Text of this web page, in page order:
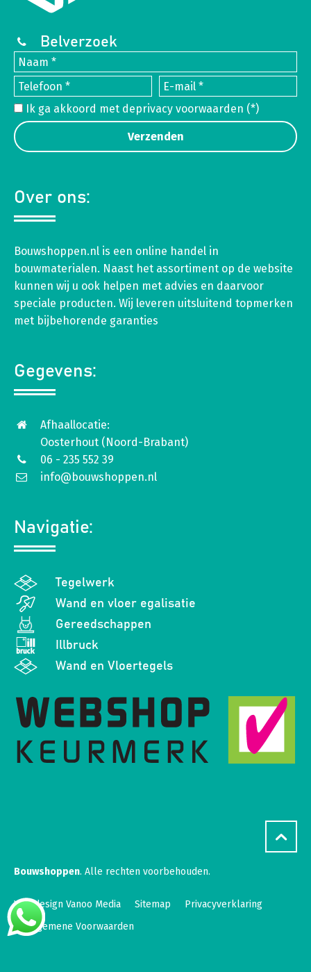
Belverzoek
Ik ga akkoord met deprivacy voorwaarden (*)
Over ons:
Bouwshoppen.nl is een online handel in
bouwmaterialen. Naast het assortiment op de website
kunnen wij u ook helpen met advies en daarvoor
speciale producten. Wij leveren uitsluitend topmerken
met bijbehorende garanties
Gegevens:
Afhaallocatie:
Oosterhout (Noord-Brabant)
06 - 235 552 39
info@bouwshoppen.nl
Navigatie:
Tegelwerk
Wand en vloer egalisatie
Gereedschappen
Illbruck
Wand en Vloertegels
Bouwshoppen. Alle rechten voorbehouden.
Webdesign Vanoo Media Sitemap
Privacyverklaring
Algemene Voorwaarden